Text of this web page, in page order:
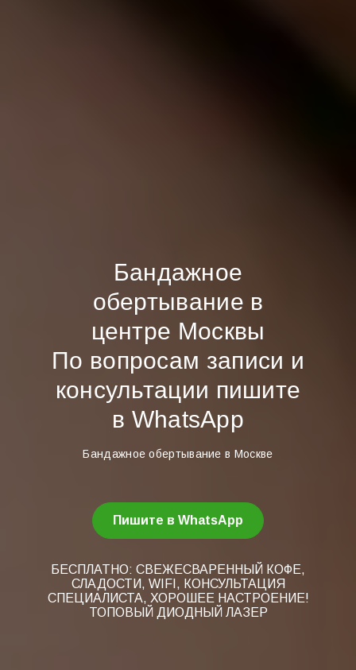
Бандажное
обертывание в
центре Москвы
По вопросам записи и
консультации пишите
в WhatsApp
Бандажное обертывание в Москве
Пишите в WhatsApp
БЕСПЛАТНО: СВЕЖЕСВАРЕННЫЙ КОФЕ,
СЛАДОСТИ, WIFI, КОНСУЛЬТАЦИЯ
СПЕЦИАЛИСТА, ХОРОШЕЕ НАСТРОЕНИЕ!
ТОПОВЫЙ ДИОДНЫЙ ЛАЗЕР